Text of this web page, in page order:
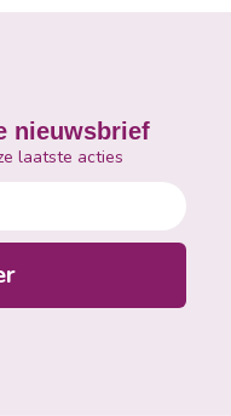
nieuwsbrief
laatste acties